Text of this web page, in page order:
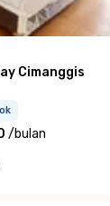
Cimanggis
/bulan